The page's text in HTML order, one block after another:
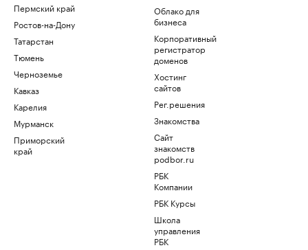
Пермский край
Ростов-на-Дону
Татарстан
Тюмень
Черноземье
Кавказ
Карелия
Мурманск
Приморский
край
Облако для
бизнеса
Корпоративный
регистратор
доменов
Хостинг
сайтов
Рег.решения
Знакомства
Сайт
знакомств
podbor.ru
РБК
Компании
РБК Курсы
Школа
управления
РБК